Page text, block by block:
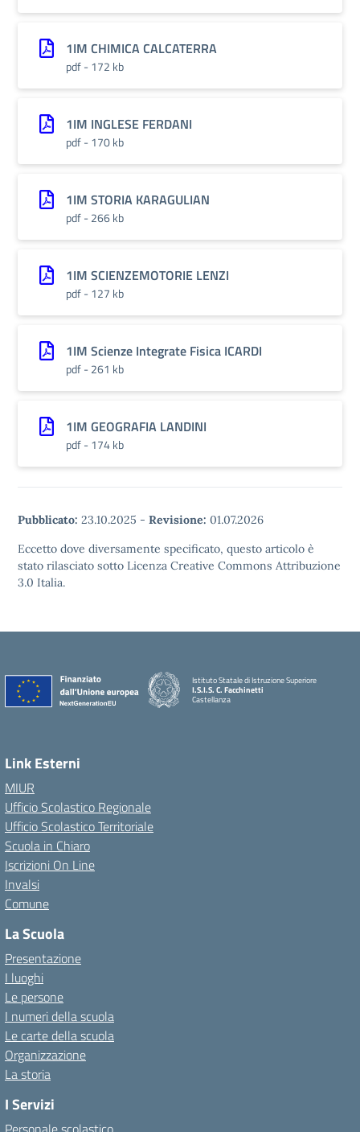
1IM CHIMICA CALCATERRA
pdf - 172 kb
1IM INGLESE FERDANI
pdf - 170 kb
1IM STORIA KARAGULIAN
pdf - 266 kb
1IM SCIENZEMOTORIE LENZI
pdf - 127 kb
1IM Scienze Integrate Fisica ICARDI
pdf - 261 kb
1IM GEOGRAFIA LANDINI
pdf - 174 kb
Pubblicato: 23.10.2025 - Revisione: 01.07.2026
Eccetto dove diversamente specificato, questo articolo è
stato rilasciato sotto Licenza Creative Commons Attribuzione
3.0 Italia.
Istituto Statale di Istruzione Superiore
I.S.I.S. C. Facchinetti
Castellanza
Link Esterni
MIUR
Ufficio Scolastico Regionale
Ufficio Scolastico Territoriale
Scuola in Chiaro
Iscrizioni On Line
Invalsi
Comune
La Scuola
Presentazione
I luoghi
Le persone
I numeri della scuola
Le carte della scuola
Organizzazione
La storia
I Servizi